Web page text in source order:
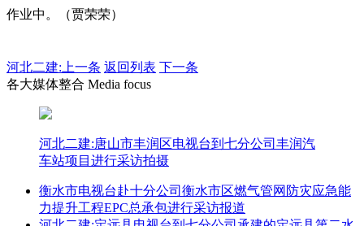
作业中。（贾荣荣）
河北二建: 上一条 返回列表 下一条
各大媒体整合 Media focus
河北二建:唐山市丰润区电视台到七分公司丰润汽
车站项目进行采访拍摄
衡水市电视台赴十分公司衡水市区燃气管网防灾应急能
力提升工程EPC总承包进行采访报道